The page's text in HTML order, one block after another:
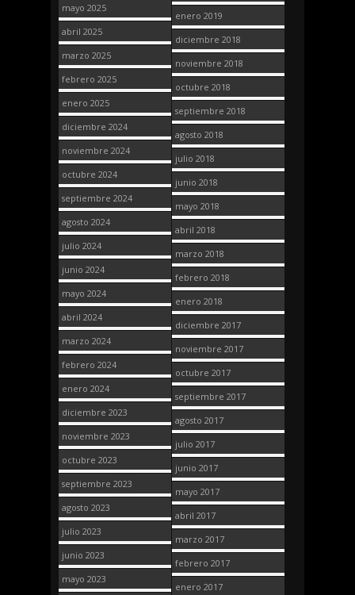
mayo 2025
abril 2025
marzo 2025
febrero 2025
enero 2025
diciembre 2024
noviembre 2024
octubre 2024
septiembre 2024
agosto 2024
julio 2024
junio 2024
mayo 2024
abril 2024
marzo 2024
febrero 2024
enero 2024
diciembre 2023
noviembre 2023
octubre 2023
septiembre 2023
agosto 2023
julio 2023
junio 2023
mayo 2023
enero 2019
diciembre 2018
noviembre 2018
octubre 2018
septiembre 2018
agosto 2018
julio 2018
junio 2018
mayo 2018
abril 2018
marzo 2018
febrero 2018
enero 2018
diciembre 2017
noviembre 2017
octubre 2017
septiembre 2017
agosto 2017
julio 2017
junio 2017
mayo 2017
abril 2017
marzo 2017
febrero 2017
enero 2017